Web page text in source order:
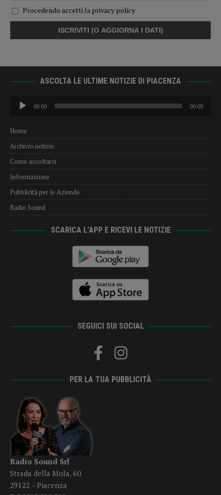
Procedendo accetti la privacy policy
ASCOLTA LE ULTIME NOTIZIE DI PIACENZA
Audio
Player
00:00 00:00
Home
Archivio notizie
Come ascoltarci
Informazione
Pubblicità per le Aziende
Radio Sound
SCARICA L’APP E RICEVI LE NOTIZIE
SEGUICI SUI SOCIAL
PER LA TUA PUBBLICITÀ
Radio Sound Srl
Strada della Mola, 60
29122 – Piacenza